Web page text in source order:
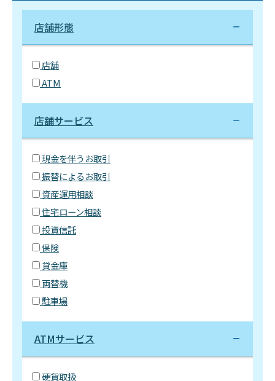
店舗形態
店舗
ATM
店舗サービス
現金を伴うお取引
振替によるお取引
資産運用相談
住宅ローン相談
投資信託
保険
貸金庫
両替機
駐車場
ATMサービス
硬貨取扱